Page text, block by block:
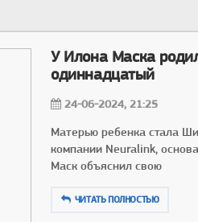
У Илона Маска
одиннадцатый
24-06-2024, 21:25
Матерью ребенка стала
компании Neuralink,
Маск объяснил свою
ЧИТАТЬ ПОЛНОСТЬЮ